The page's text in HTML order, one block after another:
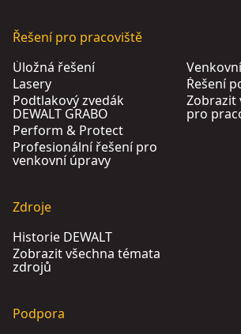
Řešení pro pracoviště
Úložná řešení
Lasery
Podtlakový zvedák
DEWALT GRABO
Perform & Protect
Profesionální řešení pro
venkovní úpravy
Řešení
Zobrazit
pro
Zdroje
Historie DEWALT
Zobrazit všechna témata
zdrojů
Podpora